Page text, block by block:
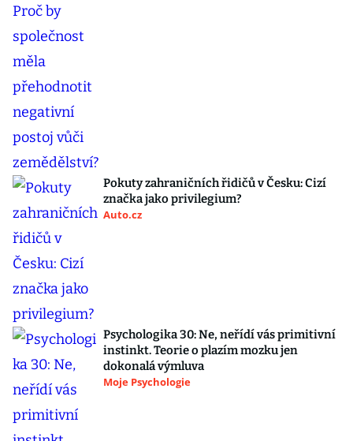
Pokuty zahraničních řidičů v Česku: Cizí
značka jako privilegium?
Auto.cz
Psychologika 30: Ne, neřídí vás primitivní
instinkt. Teorie o plazím mozku jen
dokonalá výmluva
Moje Psychologie